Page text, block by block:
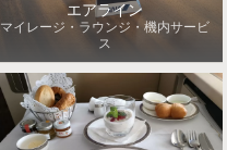
エアライン
マイレージ・ラウンジ・機内サービ
ス